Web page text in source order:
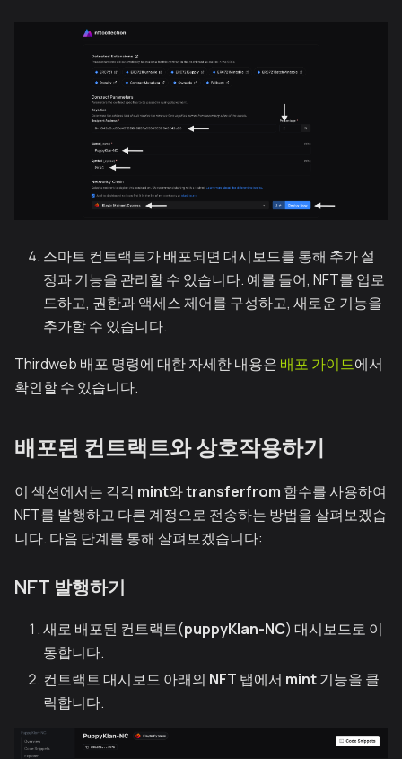
스마트 컨트랙트가 배포되면 대시보드를 통해 추가 설
정과 기능을 관리할 수 있습니다. 예를 들어, NFT를 업로
드하고, 권한과 액세스 제어를 구성하고, 새로운 기능을
추가할 수 있습니다.
Thirdweb 배포 명령에 대한 자세한 내용은 배포 가이드에서
확인할 수 있습니다.
배포된 컨트랙트와 상호작용하기
이 섹션에서는 각각mint와transferfrom 함수를 사용하여
NFT를 발행하고 다른 계정으로 전송하는 방법을 살펴보겠습
니다. 다음 단계를 통해 살펴보겠습니다:
NFT 발행하기
새로 배포된 컨트랙트(puppyKlan-NC) 대시보드로 이
동합니다.
컨트랙트 대시보드 아래의 NFT 탭에서 mint기능을 클
릭합니다.